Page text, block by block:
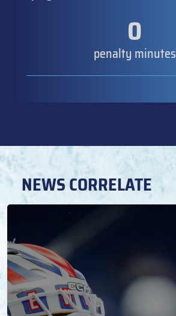
0
penalty minutes
NEWS CORRELATE